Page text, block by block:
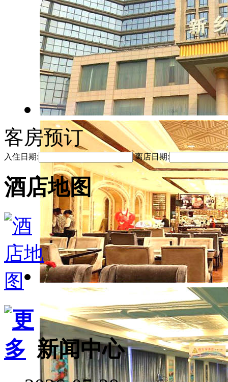
客房预订
入住日期: 离店日期:
酒店地图
新闻中心